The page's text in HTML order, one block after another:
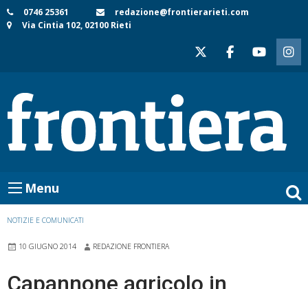
Skip
to
0746 25361
redazione@frontierarieti.com
Via Cintia 102, 02100 Rieti
Menu
NOTIZIE E COMUNICATI
10 GIUGNO 2014 REDAZIONE FRONTIERA
Capannone agricolo in